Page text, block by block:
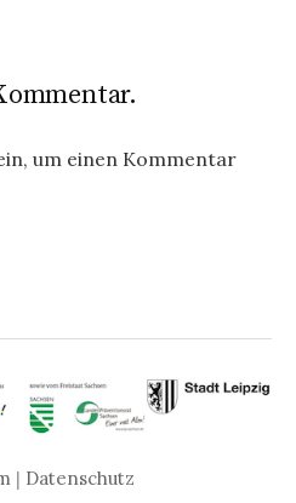
um einen Kommentar
| Datenschutz